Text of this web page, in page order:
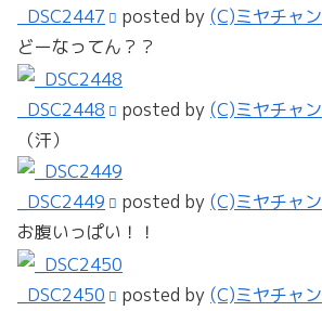
_DSC2447 posted by (C)ミヤチャン
どーなってん？？
_DSC2448 posted by (C)ミヤチャン
（汗）
_DSC2449 posted by (C)ミヤチャン
お腹いっぱい！！
_DSC2450 posted by (C)ミヤチャン